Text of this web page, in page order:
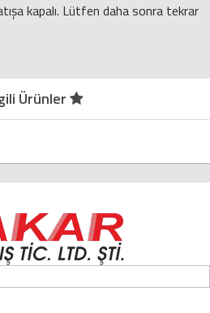
kapalı. Lütfen daha sonra tekrar
Ürünler